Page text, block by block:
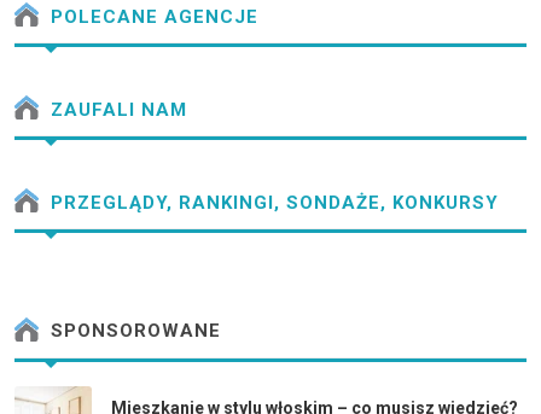
POLECANE AGENCJE
ZAUFALI NAM
PRZEGLĄDY, RANKINGI, SONDAŻE, KONKURSY
SPONSOROWANE
Mieszkanie w stylu włoskim – co musisz wiedzieć?